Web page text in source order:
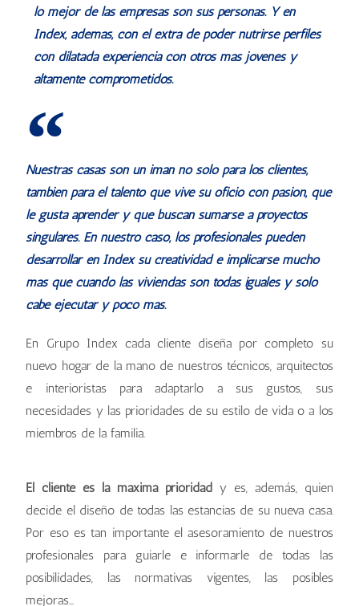
lo mejor de las empresas son sus personas. Y en
Index, además, con el extra de poder nutrirse perfiles
con dilatada experiencia con otros más jóvenes y
altamente comprometidos.
Nuestras casas son un imán no sólo para los clientes,
también para el talento que vive su oficio con pasión, que
le gusta aprender y que buscan sumarse a proyectos
singulares. En nuestro caso, los profesionales pueden
desarrollar en Index su creatividad e implicarse mucho
más que cuando las viviendas son todas iguales y solo
cabe ejecutar y poco más.
En Grupo Index cada cliente diseña por completo su
nuevo hogar de la mano de nuestros técnicos, arquitectos
e interioristas para adaptarlo a sus gustos, sus
necesidades y las prioridades de su estilo de vida o a los
miembros de la familia.
El cliente es la máxima prioridady es, además, quien
decide el diseño de todas las estancias de su nueva casa.
Por eso es tan importante el asesoramiento de nuestros
profesionales para guiarle e informarle de todas las
posibilidades, las normativas vigentes, las posibles
mejoras…